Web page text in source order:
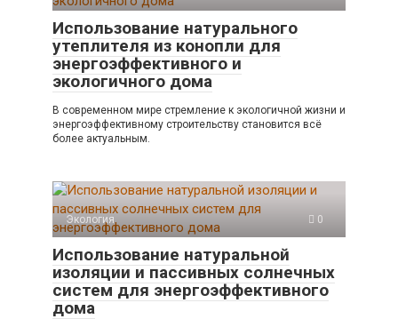
Использование натурального
утеплителя из конопли для
энергоэффективного и
экологичного дома
В современном мире стремление к экологичной жизни и
энергоэффективному строительству становится всё
более актуальным.
Экология 0
Использование натуральной
изоляции и пассивных солнечных
систем для энергоэффективного
дома